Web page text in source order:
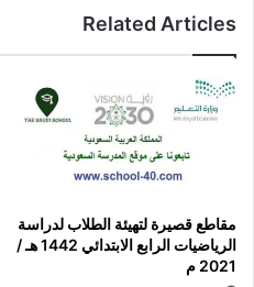
Related Articles
مقاطع قصيرة لتهيئة الطلاب لدراسة
الرياضيات الرابع الابتدائي 1442 هـ /
2021 م